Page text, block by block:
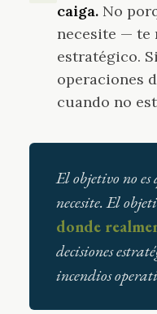
caiga. No
necesite — te
estratégico.
operaciones
cuando no
El objetivo no es
necesite. El
donde
decisiones
incendios